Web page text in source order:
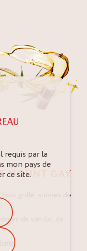
MOUNT GAY
bois grillé, suivies de
de vanille, de
requis par la
mon pays de
ce site.